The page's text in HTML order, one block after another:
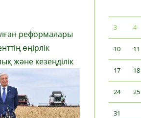
реформалары
өңірлік
және кезеңділік
3 4
10 11
17 18
24 25
31